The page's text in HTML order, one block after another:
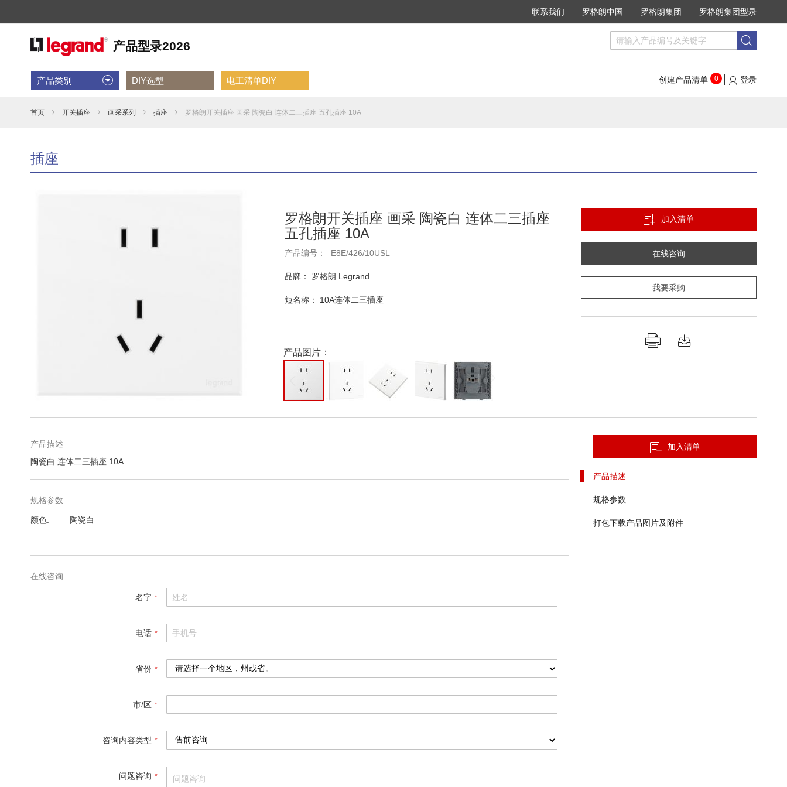
联系我们 罗格朗中国 罗格朗集团 罗格朗集团型录
搜
创建产品清单
0 登录
产品类别 DIY选型 电工清单DIY
首页 开关插座 画采系列 插座 罗格朗开关插座 画采 陶瓷白 连体二三插座 五孔插座 10A
插座
罗格朗开关插座 画采 陶瓷白 连体二三插座
五孔插座 10A
产品编号： E8E/426/10USL
品牌： 罗格朗 Legrand
短名称： 10A连体二三插座
加入清单
在线咨询
我要采购
转
图
库
的
头
加入清单
产品描述
规格参数
打包下载产品图片及附件
产品描述
陶瓷白 连体二三插座 10A
规格参数
规
颜色 陶瓷白
在线咨询
名字
电话
省份
市/区
咨询内容类型
问题咨询